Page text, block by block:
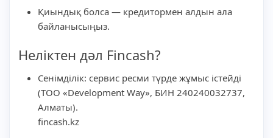
Қиындық болса — кредитормен алдын ала
байланысыңыз.
Неліктен дәл Fincash?
Сенімділік: сервис ресми түрде жұмыс істейді
(ТОО «Development Way», БИН 240240032737,
Алматы).
fincash.kz